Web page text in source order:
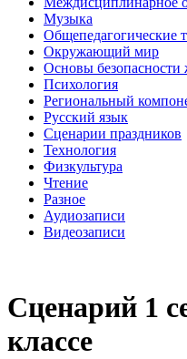
Музыка
Общепедагогические
Окружающий мир
Основы безопасности
Психология
Региональный
Русский язык
Сценарии праздников
Технология
Физкультура
Чтение
Разное
Аудиозаписи
Видеозаписи
Сценарий 1
классе